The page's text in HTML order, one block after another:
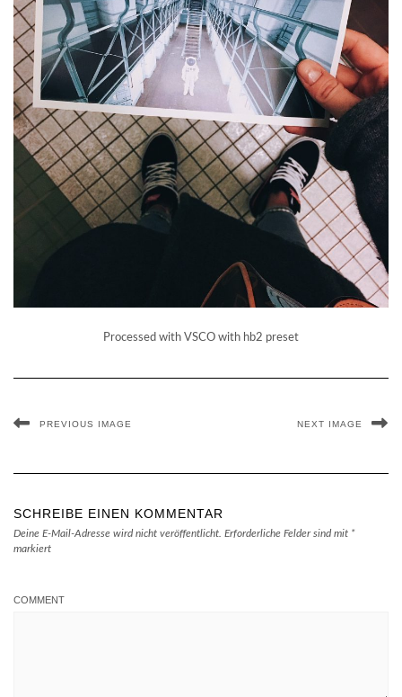
Processed with VSCO with hb2 preset
PREVIOUS IMAGE NEXT IMAGE
SCHREIBE EINEN KOMMENTAR
Deine E-Mail-Adresse wird nicht veröffentlicht. Erforderliche Felder sind mit *
markiert
COMMENT